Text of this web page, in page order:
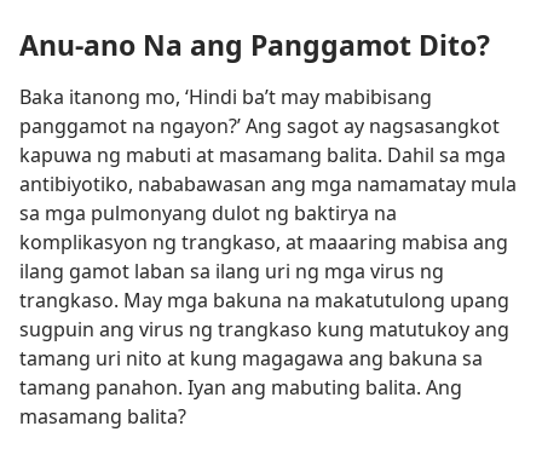
Anu-ano Na ang Panggamot Dito?
Baka itanong mo, ‘Hindi ba’t may mabibisang
panggamot na ngayon?’ Ang sagot ay nagsasangkot
kapuwa ng mabuti at masamang balita. Dahil sa mga
antibiyotiko, nababawasan ang mga namamatay mula
sa mga pulmonyang dulot ng baktirya na
komplikasyon ng trangkaso, at maaaring mabisa ang
ilang gamot laban sa ilang uri ng mga virus ng
trangkaso. May mga bakuna na makatutulong upang
sugpuin ang virus ng trangkaso kung matutukoy ang
tamang uri nito at kung magagawa ang bakuna sa
tamang panahon. Iyan ang mabuting balita. Ang
masamang balita?